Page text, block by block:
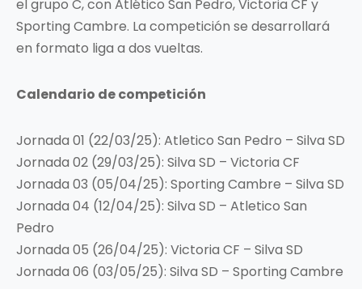
el grupo C, con Atlético San Pedro, Victoria CF y
Sporting Cambre. La competición se desarrollará
en formato liga a dos vueltas.
Calendario de competición
Jornada 01 (22/03/25): Atletico San Pedro – Silva SD
Jornada 02 (29/03/25): Silva SD – Victoria CF
Jornada 03 (05/04/25): Sporting Cambre – Silva SD
Jornada 04 (12/04/25): Silva SD – Atletico San
Pedro
Jornada 05 (26/04/25): Victoria CF – Silva SD
Jornada 06 (03/05/25): Silva SD – Sporting Cambre